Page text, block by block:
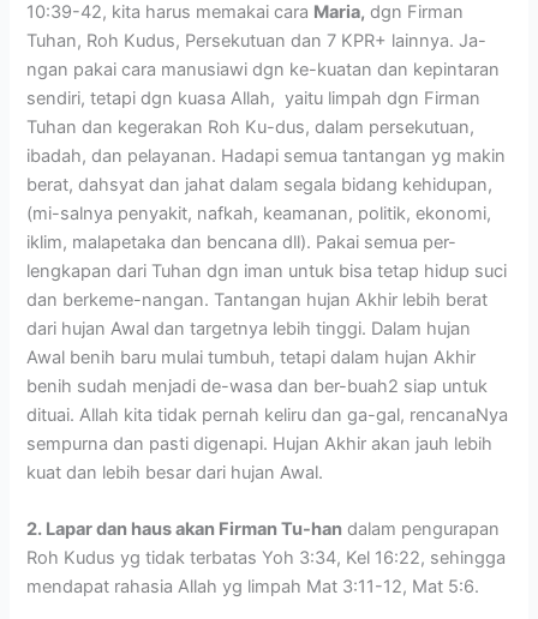
10:39-42, kita harus memakai cara Maria, dgn Firman
Tuhan, Roh Kudus, Persekutuan dan 7 KPR+ lainnya. Ja-
ngan pakai cara manusiawi dgn ke-kuatan dan kepintaran
sendiri, tetapi dgn kuasa Allah, yaitu limpah dgn Firman
Tuhan dan kegerakan Roh Ku-dus, dalam persekutuan,
ibadah, dan pelayanan. Hadapi semua tantangan yg makin
berat, dahsyat dan jahat dalam segala bidang kehidupan,
(mi-salnya penyakit, nafkah, keamanan, politik, ekonomi,
iklim, malapetaka dan bencana dll). Pakai semua per-
lengkapan dari Tuhan dgn iman untuk bisa tetap hidup suci
dan berkeme-nangan. Tantangan hujan Akhir lebih berat
dari hujan Awal dan targetnya lebih tinggi. Dalam hujan
Awal benih baru mulai tumbuh, tetapi dalam hujan Akhir
benih sudah menjadi de-wasa dan ber-buah2 siap untuk
dituai. Allah kita tidak pernah keliru dan ga-gal, rencanaNya
sempurna dan pasti digenapi. Hujan Akhir akan jauh lebih
kuat dan lebih besar dari hujan Awal.
2. Lapar dan haus akan Firman Tu-han dalam pengurapan
Roh Kudus yg tidak terbatas Yoh 3:34, Kel 16:22, sehingga
mendapat rahasia Allah yg limpah Mat 3:11-12, Mat 5:6.